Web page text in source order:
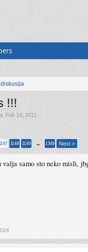
!!!
Feb 19, 2011
1148 1149 → 1349 Next >
valja samo sto neko misli,